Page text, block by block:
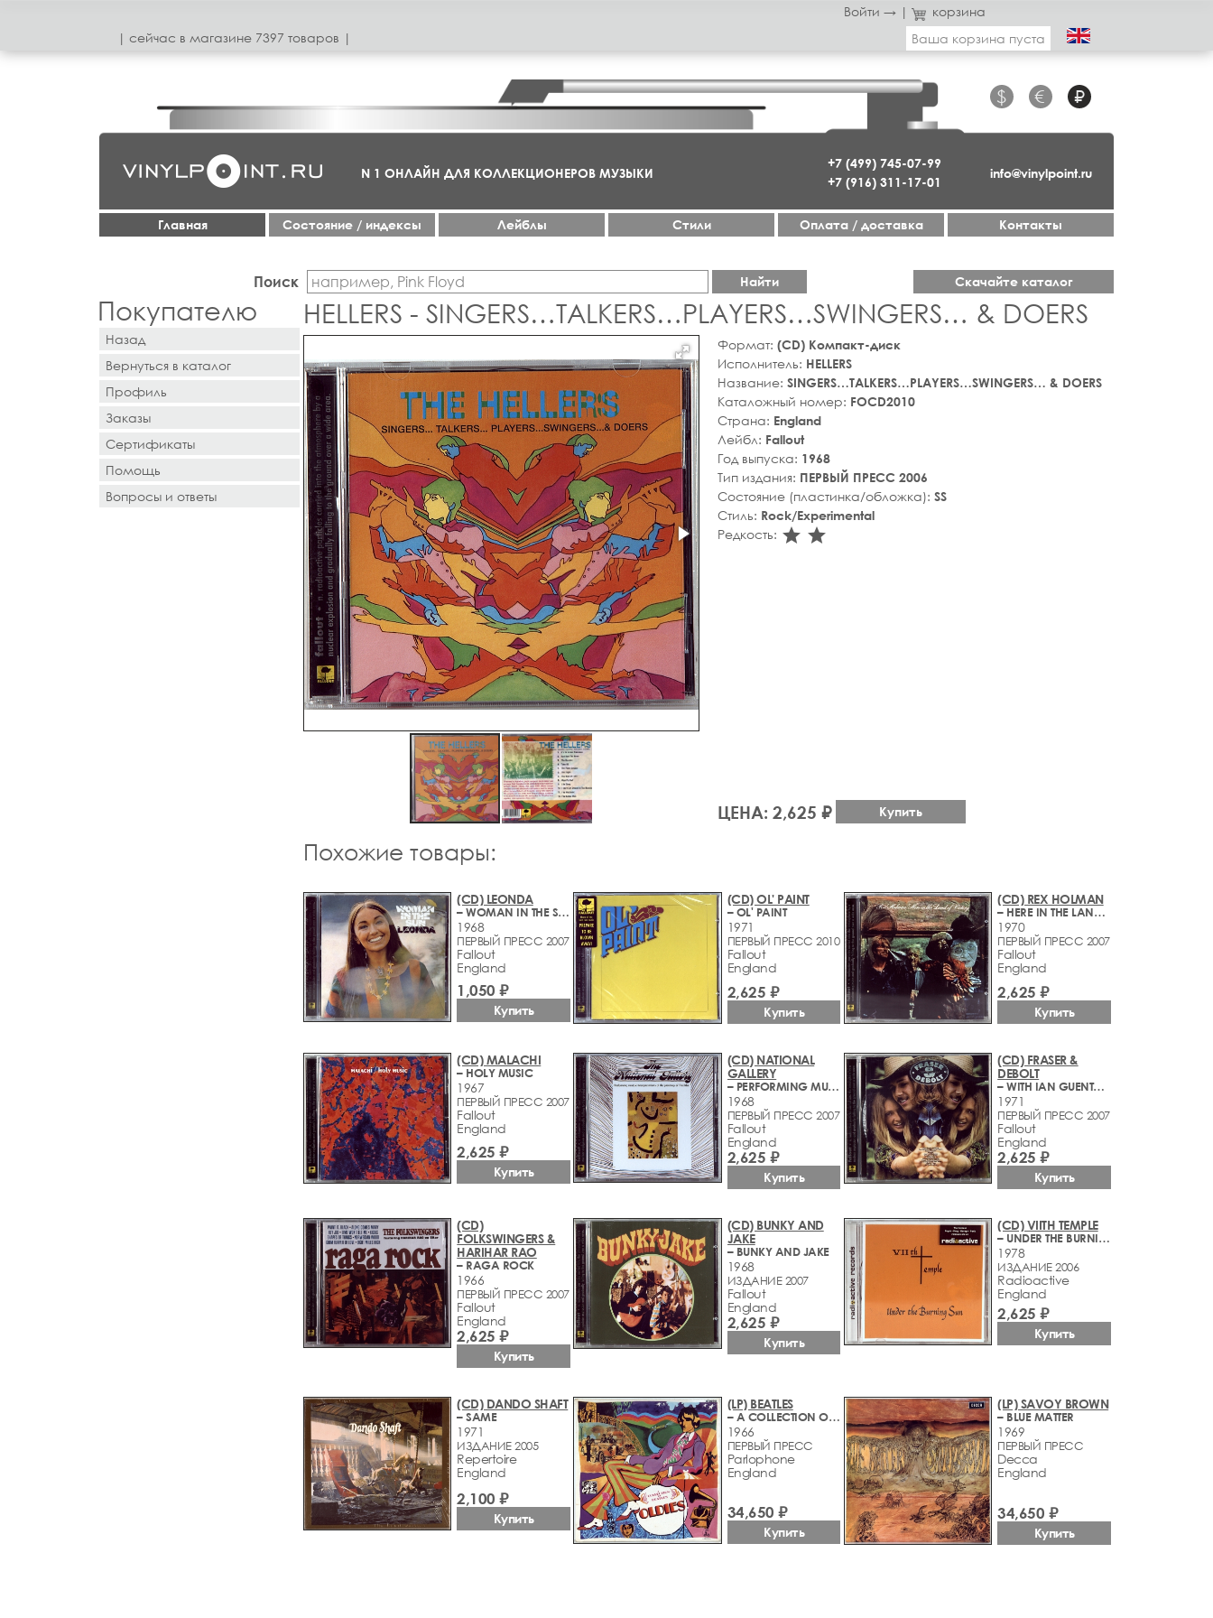
Войти → |
корзина
| сeйчас в магазинe 7397 товаров |
Ваша корзина пуста
+7 (499) 745-07-99
+7 (916) 311-17-01
$ € ₽
info@vinylpoint.ru
N 1 ОНЛАЙН ДЛЯ КОЛЛЕКЦИОНЕРОВ МУЗЫКИ
Главная Cостояние / индексы Лейблы Стили Оплата / доставка Контакты
Поиск Найти Скачайте каталог
Покупателю
Назад
Вернуться в каталог
Профиль
Заказы
Сертификаты
Помощь
Вопросы и ответы
HELLERS - SINGERS…TALKERS…PLAYERS…SWINGERS… & DOERS
Формат: (CD) Компакт-диск
Исполнитель: HELLERS
Название: SINGERS…TALKERS…PLAYERS…SWINGERS… & DOERS
Каталожный номер: FOCD2010
Страна: England
Лейбл: Fallout
Год выпуска: 1968
Тип издания: ПЕРВЫЙ ПРЕСС 2006
Состояние (пластинка/обложка): SS
Стиль: Rock/Experimental
Редкость: star_rate
star_rate
ЦЕНА: 2,625 ₽ Купить
Похожие товары:
(CD) LEONDA
– WOMAN IN THE SUN
1968
ПЕРВЫЙ ПРЕСС 2007
Fallout
England
1,050 ₽
Купить
(CD) OL' PAINT
– OL' PAINT
1971
ПЕРВЫЙ ПРЕСС 2010
Fallout
England
2,625 ₽
Купить
(CD) REX HOLMAN
– HERE IN THE LAND OF VICTORY
1970
ПЕРВЫЙ ПРЕСС 2007
Fallout
England
2,625 ₽
Купить
(CD) MALACHI
– HOLY MUSIC
1967
ПЕРВЫЙ ПРЕСС 2007
Fallout
England
2,625 ₽
Купить
(CD) NATIONAL
GALLERY
– PERFORMING MUSICAL INTERPRETATIONS OF THE PAINTINGS OF PAUL KLEE
1968
ПЕРВЫЙ ПРЕСС 2007
Fallout
England
2,625 ₽
Купить
(CD) FRASER &
DEBOLT
– WITH IAN GUENTHER
1971
ПЕРВЫЙ ПРЕСС 2007
Fallout
England
2,625 ₽
Купить
(CD)
FOLKSWINGERS &
HARIHAR RAO
– RAGA ROCK
1966
ПЕРВЫЙ ПРЕСС 2007
Fallout
England
2,625 ₽
Купить
(CD) BUNKY AND
JAKE
– BUNKY AND JAKE
1968
ИЗДАНИЕ 2007
Fallout
England
2,625 ₽
Купить
(CD) VIITH TEMPLE
– UNDER THE BURNING SUN
1978
ИЗДАНИЕ 2006
Radioactive
England
2,625 ₽
Купить
(CD) DANDO SHAFT
– SAME
1971
ИЗДАНИЕ 2005
Repertoire
England
2,100 ₽
Купить
(LP) BEATLES
– A COLLECTION OF BEATLES OLDIES
1966
ПЕРВЫЙ ПРЕСС
Parlophone
England
34,650 ₽
Купить
(LP) SAVOY BROWN
– BLUE MATTER
1969
ПЕРВЫЙ ПРЕСС
Decca
England
34,650 ₽
Купить